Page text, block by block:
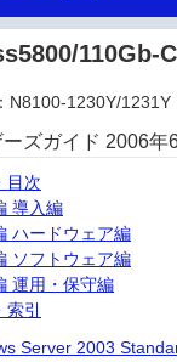
110Gb-
N8100-1230Y/1231Y
ズガイド 2006年
目次
導入編
ハードウェア編
ソフトウェア編
運用・保守編
引
Server 2003